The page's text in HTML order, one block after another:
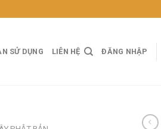
SỬ DỤNG LIÊN HỆ ĐĂNG NHẬP